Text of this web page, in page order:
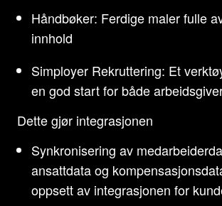
Håndbøker: Ferdige maler fulle
innhold
Simployer Rekruttering: Et
en god start for både
Dette gjør integrasjonen
Synkronisering av
ansattdata og
oppsett av integrasjonen for